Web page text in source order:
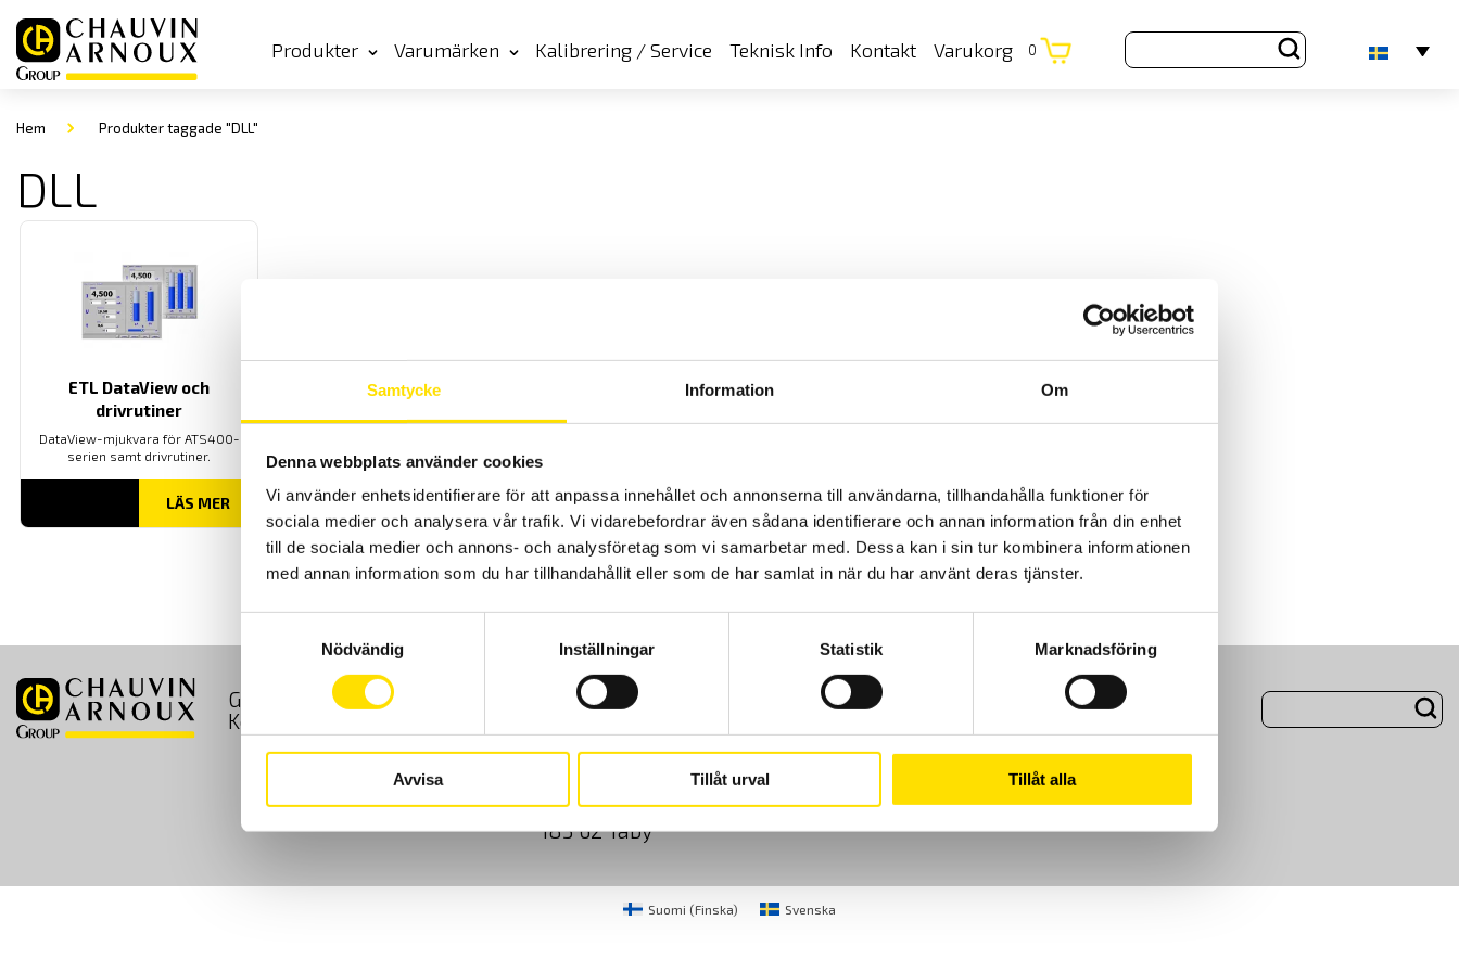
Samtycke Information Om
Denna webbplats använder cookies
Vi använder enhetsidentifierare för att anpassa innehållet och annonserna till användarna, tillhandahålla funktioner för
sociala medier och analysera vår trafik. Vi vidarebefordrar även sådana identifierare och annan information från din enhet
till de sociala medier och annons- och analysföretag som vi samarbetar med. Dessa kan i sin tur kombinera informationen
med annan information som du har tillhandahållit eller som de har samlat in när du har använt deras tjänster.
Nödvändig
Inställningar Statistik Marknadsföring
Avvisa Tillåt urval Tillåt alla
Produkter Varumärken Kalibrering / Service Teknisk Info Kontakt Varukorg 0
Hem Produkter taggade "DLL"
DLL
ETL DataView och
drivrutiner
DataView-mjukvara för ATS400-
serien samt drivrutiner.
LÄS MER
GDPR Köpvillkor Cookies Kundundersökning
Om Oss
Kontakt
Sjöflygvägen 35
183 62 Täby
info@camatsystem.com
Suomi (Finska) Svenska